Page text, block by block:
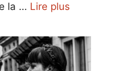
la … Lire plus